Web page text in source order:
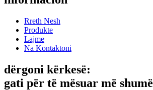
Rreth Nesh
Produkte
Lajme
Na Kontaktoni
dërgoni kërkesë:
gati për të mësuar më shumë